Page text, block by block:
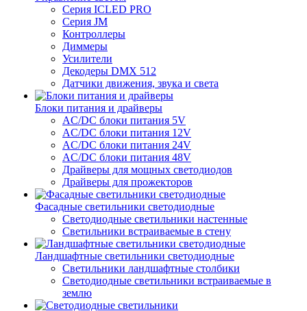
Серия ICLED PRO
Серия JM
Контроллеры
Диммеры
Усилители
Декодеры DMX 512
Датчики движения, звука и света
Блоки питания и драйверы
AC/DC блоки питания 5V
AC/DC блоки питания 12V
AC/DC блоки питания 24V
AC/DC блоки питания 48V
Драйверы для мощных светодиодов
Драйверы для прожекторов
Фасадные светильники светодиодные
Светодиодные светильники настенные
Светильники встраиваемые в стену
Ландшафтные светильники светодиодные
Светильники ландшафтные столбики
Светодиодные светильники встраиваемые в
землю